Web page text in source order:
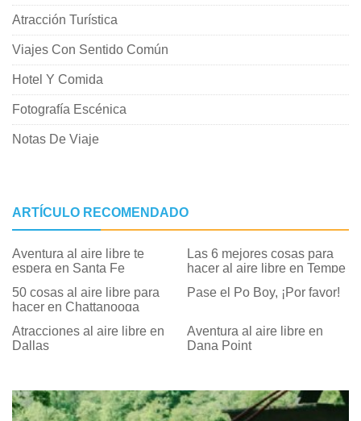
Atracción Turística
Viajes Con Sentido Común
Hotel Y Comida
Fotografía Escénica
Notas De Viaje
ARTÍCULO RECOMENDADO
Aventura al aire libre te
espera en Santa Fe
Las 6 mejores cosas para
hacer al aire libre en Tempe
50 cosas al aire libre para
hacer en Chattanooga
Pase el Po Boy, ¡Por favor!
Atracciones al aire libre en
Dallas
Aventura al aire libre en
Dana Point